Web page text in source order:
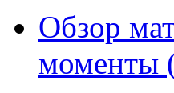
Обзор
моменты